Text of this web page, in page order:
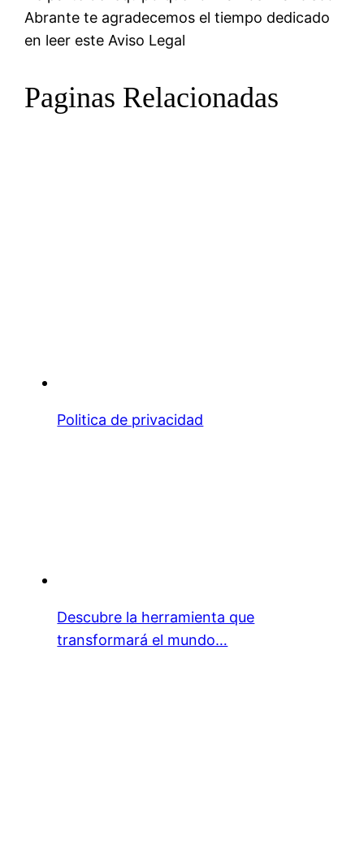
Abrante te agradecemos el tiempo dedicado
en leer este Aviso Legal
Paginas Relacionadas
Politica de privacidad
Descubre la herramienta que
transformará el mundo…